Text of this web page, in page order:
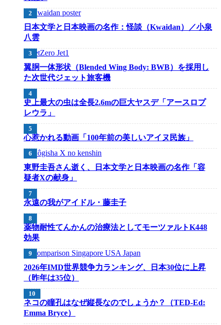
日本文学と日本映画の名作：怪談（Kwaidan）／小泉
八雲
翼胴一体形状（Blended Wing Body: BWB）を採用し
た次世代ジェット旅客機
史上最大の虫は全長2.6mの巨大ヤスデ「アースロプ
レウラ」
心惹かれる動画「100年前の美しいアイヌ民族」
東野圭吾さん逝く、日本文学と日本映画の名作「容
疑者Xの献身」
永遠の我がアイドル・藤圭子
薬物耐性てんかんの治療法としてモーツァルトK448
効果
2026年IMD世界競争力ランキング、日本30位に上昇
（昨年は35位）
ネコの瞳孔はなぜ縦長なのでしょうか？（TED-Ed:
Emma Bryce）